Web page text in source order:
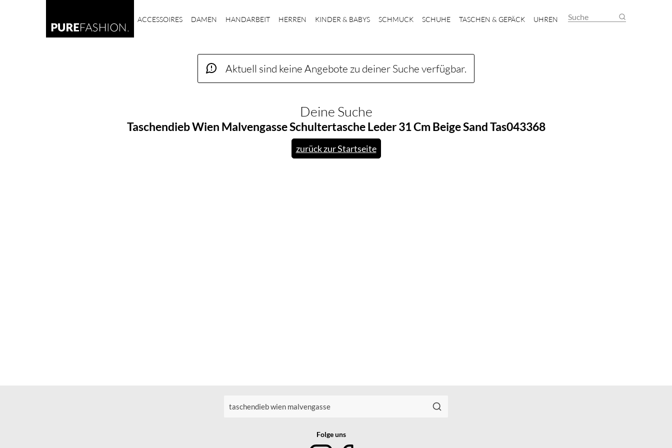
ACCESSOIRES DAMEN HANDARBEIT HERREN KINDER & BABYS SCHMUCK SCHUHE TASCHEN & GEPÄCK UHREN Suche
Aktuell sind keine Angebote zu deiner Suche verfügbar.
Deine Suche
Taschendieb Wien Malvengasse Schultertasche Leder 31 Cm Beige Sand Tas043368
zurück zur Startseite
Folge uns